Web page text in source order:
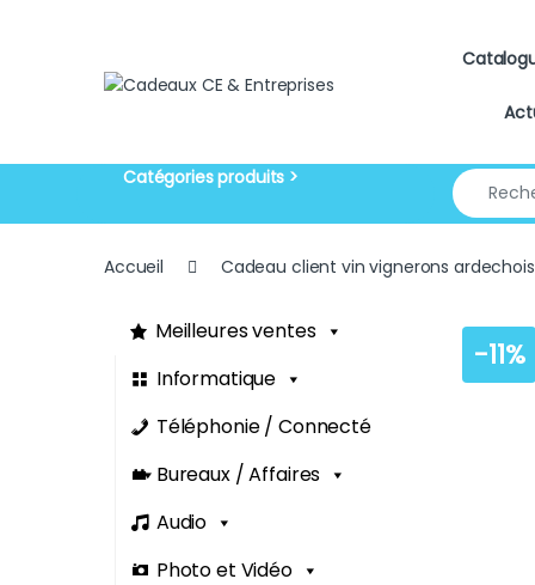
Search for:
Accueil Cadeau client vin vignerons ardechois
-11%
Meilleures ventes
Informatique
Téléphonie / Connecté
Bureaux / Affaires
Audio
Photo et Vidéo